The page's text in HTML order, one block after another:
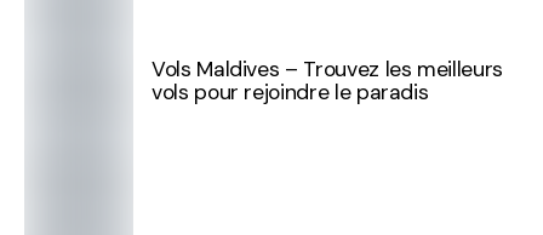
Vols Maldives – Trouvez les meilleurs
vols pour rejoindre le paradis